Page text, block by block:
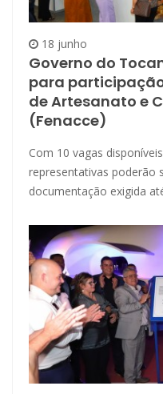
18 junho
Governo do
para
de Artesanato e
(Fenacce)
Com 10 vagas
representativas poderão
documentação exigida